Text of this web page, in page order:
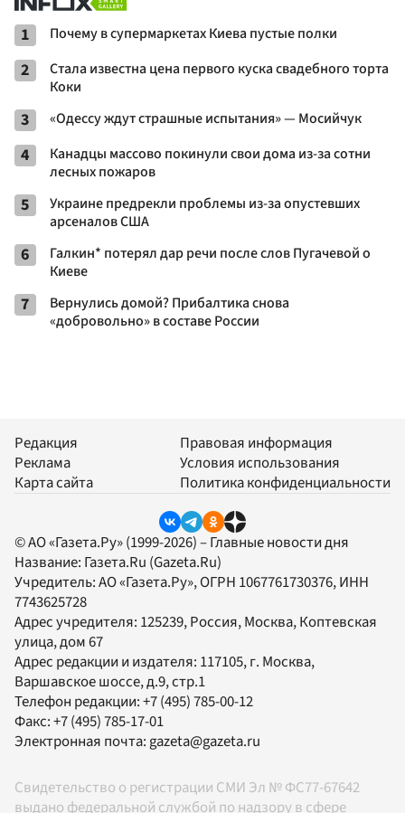
1 Почему в супермаркетах Киева пустые полки
2
Стала известна цена первого куска свадебного торта
Коки
3 «Одессу ждут страшные испытания» — Мосийчук
4
Канадцы массово покинули свои дома из-за сотни
лесных пожаров
5
Украине предрекли проблемы из-за опустевших
арсеналов США
6
Галкин* потерял дар речи после слов Пугачевой о
Киеве
7
Вернулись домой? Прибалтика снова
«добровольно» в составе России
Редакция
Реклама
Карта сайта
Правовая информация
Условия использования
Политика конфиденциальности
© АО «Газета.Ру» (1999-2026) – Главные новости дня
Название: Газета.Ru (Gazeta.Ru)
Учредитель:АО «Газета.Ру», ОГРН 1067761730376, ИНН
7743625728
Адрес учредителя: 125239, Россия, Москва, Коптевская
улица, дом 67
Адрес редакции и издателя: 117105, г. Москва,
Варшавское шоссе, д.9, стр.1
Телефон редакции:+7 (495) 785-00-12
Факс:+7 (495) 785-17-01
Электронная почта:gazeta@gazeta.ru
Свидетельство о регистрации СМИ Эл № ФС77-67642
выдано федеральной службой по надзору в сфере